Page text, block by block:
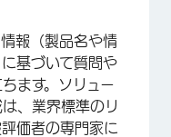
報（製品名や情
基づいて質問や
ます。ソリュー
、業界標準のリ
価者の専門家に